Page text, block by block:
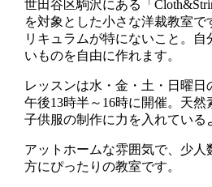
世田谷区駒沢にある「
を対象とした小さな洋裁教室で
リキュラムが特にないこと。自
いものを自由に作れます。
レッスンは水・金・土・日曜日
午後13時半～16時に開催。天
子供服の制作に力を入れている
アットホームな雰囲気で、少人
方にぴったりの教室です。